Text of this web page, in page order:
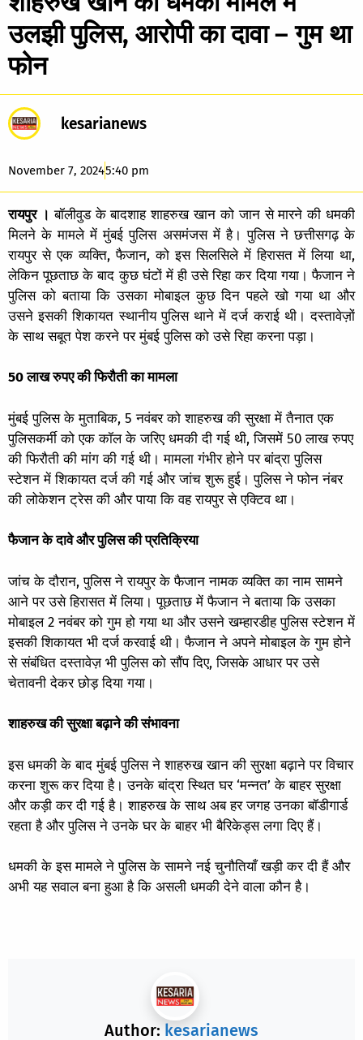
उलझी पुलिस, आरोपी का दावा – गुम था
फोन
kesarianews
November 7, 20245:40 pm
रायपुर । बॉलीवुड के बादशाह शाहरुख खान को जान से मारने की धमकी
मिलने के मामले में मुंबई पुलिस असमंजस में है। पुलिस ने छत्तीसगढ़ के
रायपुर से एक व्यक्ति, फैजान, को इस सिलसिले में हिरासत में लिया था,
लेकिन पूछताछ के बाद कुछ घंटों में ही उसे रिहा कर दिया गया। फैजान ने
पुलिस को बताया कि उसका मोबाइल कुछ दिन पहले खो गया था और
उसने इसकी शिकायत स्थानीय पुलिस थाने में दर्ज कराई थी। दस्तावेज़ों
के साथ सबूत पेश करने पर मुंबई पुलिस को उसे रिहा करना पड़ा।
50 लाख रुपए की फिरौती का मामला
मुंबई पुलिस के मुताबिक, 5 नवंबर को शाहरुख की सुरक्षा में तैनात एक
पुलिसकर्मी को एक कॉल के जरिए धमकी दी गई थी, जिसमें 50 लाख रुपए
की फिरौती की मांग की गई थी। मामला गंभीर होने पर बांद्रा पुलिस
स्टेशन में शिकायत दर्ज की गई और जांच शुरू हुई। पुलिस ने फोन नंबर
की लोकेशन ट्रेस की और पाया कि वह रायपुर से एक्टिव था।
फैजान के दावे और पुलिस की प्रतिक्रिया
जांच के दौरान, पुलिस ने रायपुर के फैजान नामक व्यक्ति का नाम सामने
आने पर उसे हिरासत में लिया। पूछताछ में फैजान ने बताया कि उसका
मोबाइल 2 नवंबर को गुम हो गया था और उसने खम्हारडीह पुलिस स्टेशन में
इसकी शिकायत भी दर्ज करवाई थी। फैजान ने अपने मोबाइल के गुम होने
से संबंधित दस्तावेज़ भी पुलिस को सौंप दिए, जिसके आधार पर उसे
चेतावनी देकर छोड़ दिया गया।
शाहरुख की सुरक्षा बढ़ाने की संभावना
इस धमकी के बाद मुंबई पुलिस ने शाहरुख खान की सुरक्षा बढ़ाने पर विचार
करना शुरू कर दिया है। उनके बांद्रा स्थित घर ‘मन्नत’ के बाहर सुरक्षा
और कड़ी कर दी गई है। शाहरुख के साथ अब हर जगह उनका बॉडीगार्ड
रहता है और पुलिस ने उनके घर के बाहर भी बैरिकेड्स लगा दिए हैं।
धमकी के इस मामले ने पुलिस के सामने नई चुनौतियाँ खड़ी कर दी हैं और
अभी यह सवाल बना हुआ है कि असली धमकी देने वाला कौन है।
Author: kesarianews